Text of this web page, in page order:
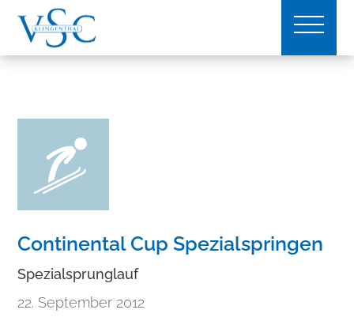
Continental Cup Spezialspringen
Spezialsprunglauf
22. September 2012